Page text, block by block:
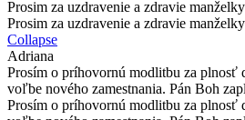
Prosim za uzdravenie a zdravie
Prosim za uzdravenie a zdravie
Collapse
Adriana
Prosím o príhovornú modlitbu za plnosť
voľbe nového zamestnania. Pán Boh
Prosím o príhovornú modlitbu za plnosť